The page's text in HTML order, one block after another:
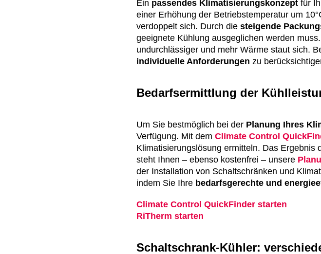
Ein passendes Klimatisierungskonzept für
einer Erhöhung der Betriebstemperatur um
verdoppelt sich. Durch die steigende
geeignete Kühlung ausgeglichen werden
undurchlässiger und mehr Wärme staut sich.
individuelle Anforderungen zu
Bedarfsermittlung der
Um Sie bestmöglich bei der Planung Ihres
Verfügung. Mit dem Climate Control
Klimatisierungslösung ermitteln. Das
steht Ihnen – ebenso kostenfrei – unsere
der Installation von Schaltschränken und
indem Sie Ihre bedarfsgerechte und
Climate Control QuickFinder starten
RiTherm starten
Schaltschrank-Kühler: